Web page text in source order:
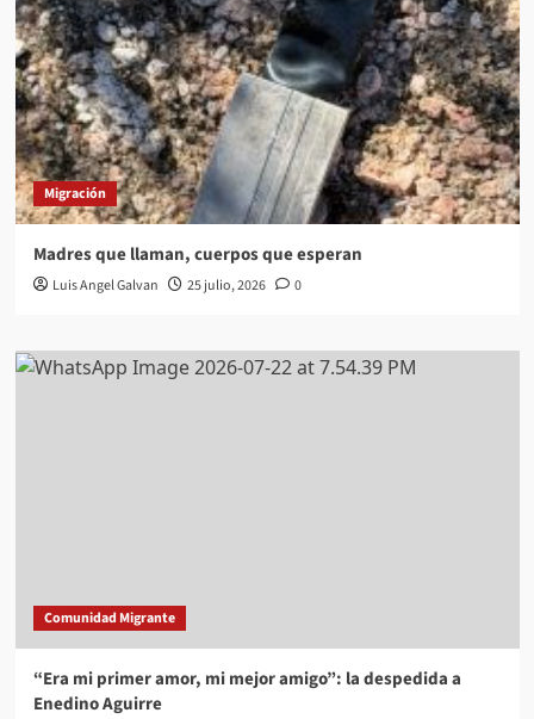
Migración
Madres que llaman, cuerpos que esperan
Luis Angel Galvan 25 julio, 2026 0
Comunidad Migrante
“Era mi primer amor, mi mejor amigo”: la despedida a
Enedino Aguirre